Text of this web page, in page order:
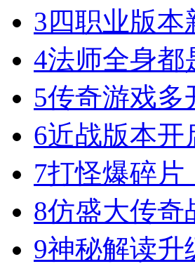
3 四职业版
4法师全身都
5传奇游戏多
6近战版本开
7打怪爆碎片
8仿盛大传奇
9神秘解读升